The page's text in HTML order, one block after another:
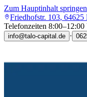
Zum Hauptinhalt springen
Friedhofstr. 103, 64625
Telefonzeiten 8:00–12:00
info@talo-capital.de ·